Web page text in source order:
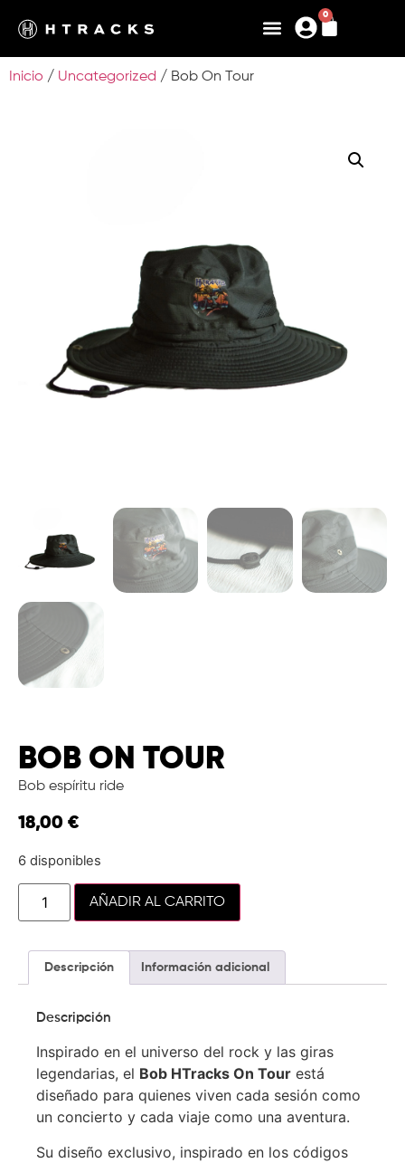
0
Inicio / Uncategorized / Bob On Tour
BOB ON TOUR
Bob espíritu ride
18,00 €
6 disponibles
AÑADIR AL CARRITO
Descripción Información adicional
Descripción
Inspirado en el universo del rock y las giras
legendarias, el Bob HTracks On Tour está
diseñado para quienes viven cada sesión como
un concierto y cada viaje como una aventura.
Su diseño exclusivo, inspirado en los códigos